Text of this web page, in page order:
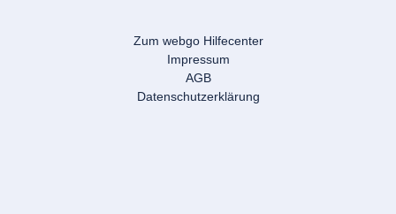
Zum webgo Hilfecenter
Impressum
AGB
Datenschutzerklärung